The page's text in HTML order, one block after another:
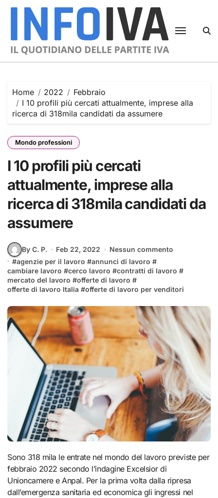
Skip
Home 2022
Febbraio
I 10 profili più cercati attualmente, imprese alla
ricerca di 318mila candidati da assumere
Mondo professioni
I 10 profili più cercati
attualmente, imprese alla
ricerca di 318mila candidati da
assumere
By C. P. Feb 22, 2022
Nessun commento
#agenzie per il lavoro #annunci di lavoro #
cambiare lavoro #cerco lavoro #contratti di lavoro #
mercato del lavoro #offerte di lavoro #
offerte di lavoro Italia #offerte di lavoro per venditori
Sono 318 mila le entrate nel mondo del lavoro previste per
febbraio 2022 secondo l’indagine Excelsior di
Unioncamere e Anpal. Per la prima volta dalla ripresa
dall’emergenza sanitaria ed economica gli ingressi nel